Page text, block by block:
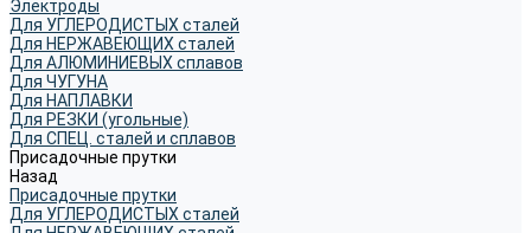
Электроды
Для УГЛЕРОДИСТЫХ сталей
Для НЕРЖАВЕЮЩИХ сталей
Для АЛЮМИНИЕВЫХ сплавов
Для ЧУГУНА
Для НАПЛАВКИ
Для РЕЗКИ (угольные)
Для СПЕЦ. сталей и сплавов
Присадочные прутки
Назад
Присадочные прутки
Для УГЛЕРОДИСТЫХ сталей